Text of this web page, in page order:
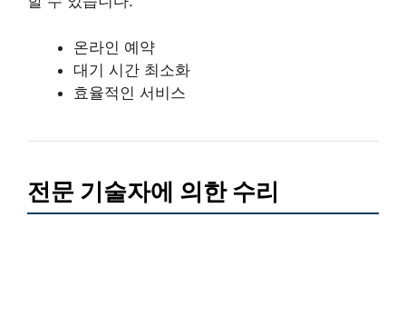
온라인 예약
대기 시간 최소화
효율적인 서비스
전문 기술자에 의한 수리